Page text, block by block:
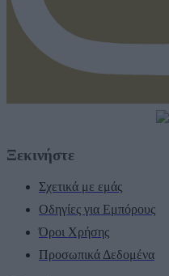
Ξεκινήστε
Σχετικά με εμάς
Οδηγίες για Εμπόρους
Όροι Χρήσης
Προσωπικά Δεδομένα